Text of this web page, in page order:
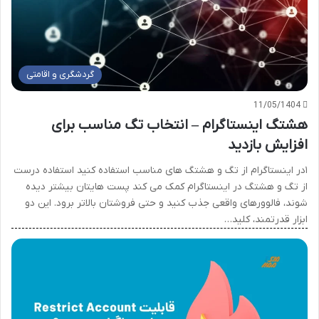
گردشگری و اقامتی
11/05/1404
هشتگ اینستاگرام – انتخاب تگ مناسب برای
افزایش بازدید
۱در اینستاگرام از تگ و هشتگ های مناسب استفاده کنید استفاده درست
از تگ و هشتگ در اینستاگرام کمک می کند پست هایتان بیشتر دیده
شوند، فالوورهای واقعی جذب کنید و حتی فروشتان بالاتر برود. این دو
ابزار قدرتمند، کلید…